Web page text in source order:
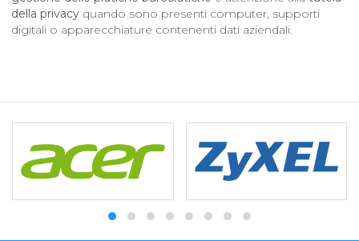
della privacy quando sono presenti computer, supporti
digitali o apparecchiature contenenti dati aziendali.